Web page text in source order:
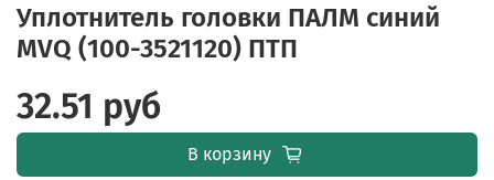
Уплотнитель головки ПАЛМ синий
MVQ (100-3521120) ПТП
32.51 руб
В корзину